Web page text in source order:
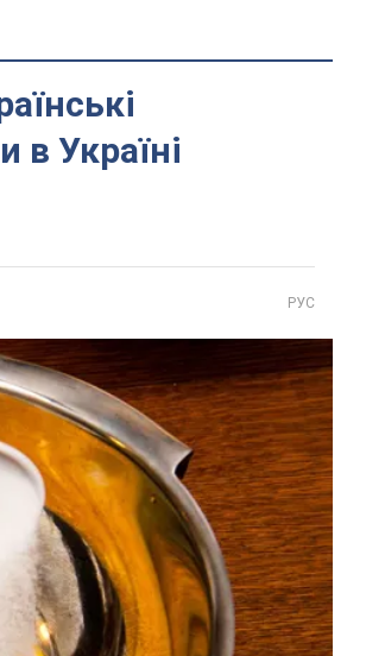
в Україні
РУС